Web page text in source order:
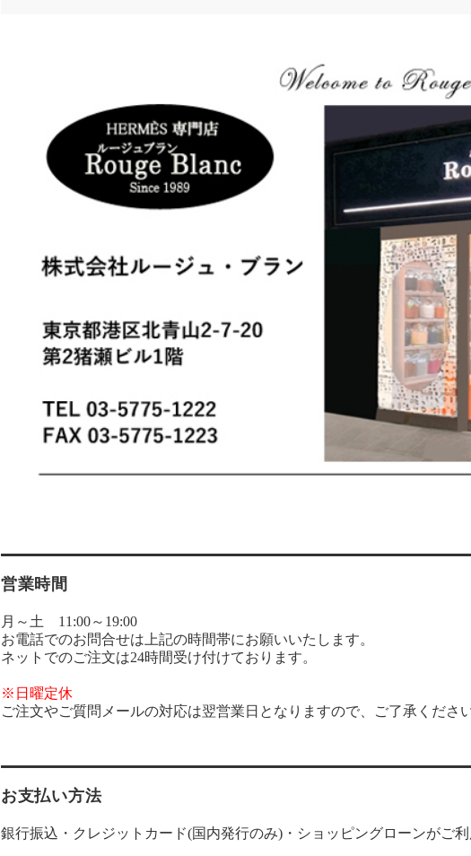
営業時間
月～土 11:00～19:00
お電話でのお問合せは上記の時間帯にお願いいたします。
ネットでのご注文は24時間受け付けております。
※日曜定休
ご注文やご質問メールの対応は翌営業日となりますので、ご了承くださ
お支払い方法
銀行振込・クレジットカード(国内発行のみ)・ショッピングローンがご